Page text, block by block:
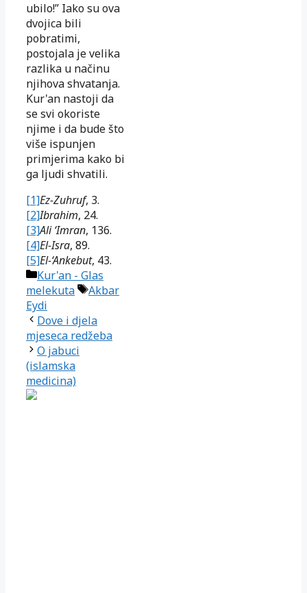
ubilo!” Iako su ova
dvojica bili
pobratimi,
postojala je velika
razlika u načinu
njihova shvatanja.
Kur'an nastoji da
se svi okoriste
njime i da bude što
više ispunjen
primjerima kako bi
ga ljudi shvatili.
[1]Ez-Zuhruf, 3.
[2]Ibrahim, 24.
[3]Ali ‘Imran, 136.
[4]El-Isra, 89.
[5]El-‘Ankebut, 43.
Kategorije
Kur'an - Glas
melekuta
Oznake
Akbar
Eydi
Dove i djela
mjeseca redžeba
O jabuci
(islamska
medicina)